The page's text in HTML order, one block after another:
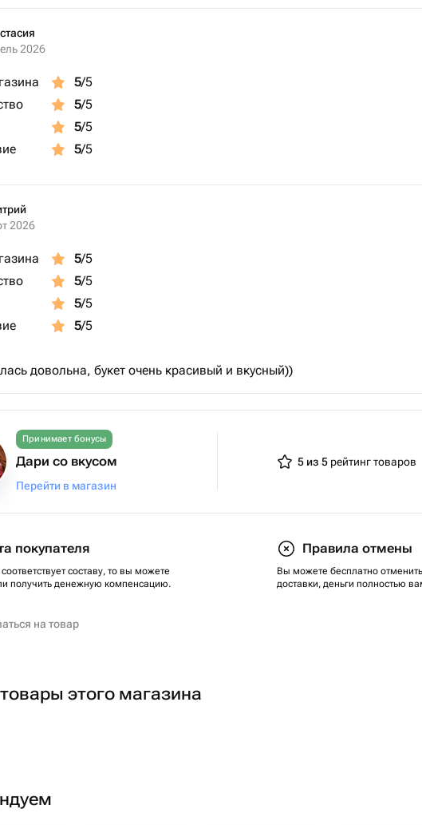
2026
5/5
5/5
5/5
5/5
2026
5/5
5/5
5/5
5/5
довольна, букет очень красивый и вкусный))
Принимает бонусы
Дари со вкусом
Перейти в магазин
5 из 5 рейтинг товаров
покупателя
составу, то вы можете
получить денежную компенсацию.
Правила отмены
Вы можете бесплатно
доставки, деньги полностью
на товар
этого магазина